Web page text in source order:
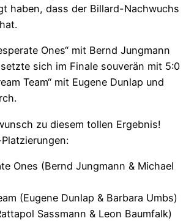
haben, dass der Billard-Nachwuchs
Ones“ mit Bernd Jungmann
sich im Finale souverän mit 5:0
Team“ mit Eugene Dunlap und
zu diesem tollen Ergebnis!
Ones (Bernd Jungmann & Michael
(Eugene Dunlap & Barbara Umbs)
Sassmann & Leon Baumfalk)